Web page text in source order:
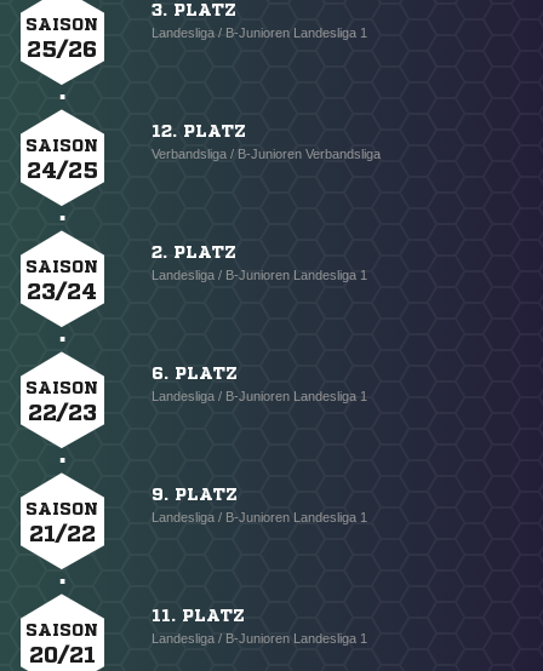
SAISON
25/26
3. PLATZ
Landesliga / B-Junioren Landesliga 1
SAISON
24/25
12. PLATZ
Verbandsliga / B-Junioren Verbandsliga
SAISON
23/24
2. PLATZ
Landesliga / B-Junioren Landesliga 1
SAISON
22/23
6. PLATZ
Landesliga / B-Junioren Landesliga 1
SAISON
21/22
9. PLATZ
Landesliga / B-Junioren Landesliga 1
SAISON
20/21
11. PLATZ
Landesliga / B-Junioren Landesliga 1